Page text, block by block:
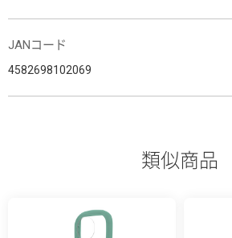
JANコード
4582698102069
類似商品